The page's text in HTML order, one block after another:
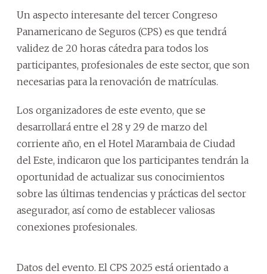
Un aspecto interesante del tercer Congreso
Panamericano de Seguros (CPS) es que tendrá
validez de 20 horas cátedra para todos los
participantes, profesionales de este sector, que son
necesarias para la renovación de matrículas.
Los organizadores de este evento, que se
desarrollará entre el 28 y 29 de marzo del
corriente año, en el Hotel Marambaia de Ciudad
del Este, indicaron que los participantes tendrán la
oportunidad de actualizar sus conocimientos
sobre las últimas tendencias y prácticas del sector
asegurador, así como de establecer valiosas
conexiones profesionales.
Datos del evento. El CPS 2025 está orientado a